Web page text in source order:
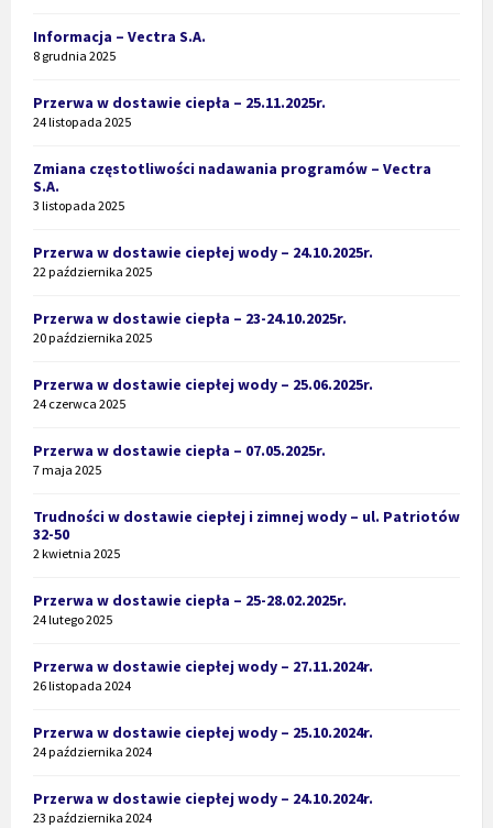
Informacja – Vectra S.A.
8 grudnia 2025
Przerwa w dostawie ciepła – 25.11.2025r.
24 listopada 2025
Zmiana częstotliwości nadawania programów – Vectra
S.A.
3 listopada 2025
Przerwa w dostawie ciepłej wody – 24.10.2025r.
22 października 2025
Przerwa w dostawie ciepła – 23-24.10.2025r.
20 października 2025
Przerwa w dostawie ciepłej wody – 25.06.2025r.
24 czerwca 2025
Przerwa w dostawie ciepła – 07.05.2025r.
7 maja 2025
Trudności w dostawie ciepłej i zimnej wody – ul. Patriotów
32-50
2 kwietnia 2025
Przerwa w dostawie ciepła – 25-28.02.2025r.
24 lutego 2025
Przerwa w dostawie ciepłej wody – 27.11.2024r.
26 listopada 2024
Przerwa w dostawie ciepłej wody – 25.10.2024r.
24 października 2024
Przerwa w dostawie ciepłej wody – 24.10.2024r.
23 października 2024